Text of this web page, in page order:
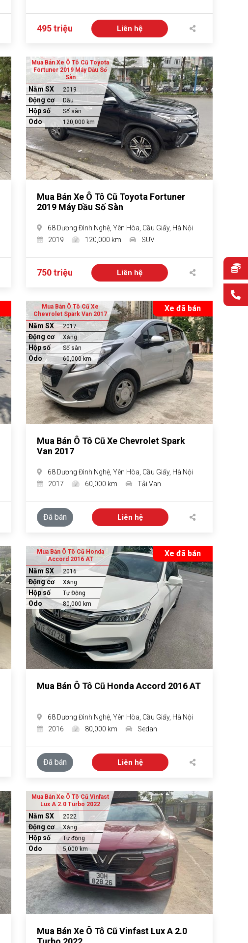
495 triệu Liên hệ
Mua Bán Xe Ô Tô Cũ Toyota
Fortuner 2019 Máy Dầu Số
Sàn
Năm SX 2019
Động cơ Dầu
Hộp số Số sàn
Odo 120,000 km
Mua Bán Xe Ô Tô Cũ Toyota Fortuner
2019 Máy Dầu Số Sàn
68 Dương Đình Nghệ, Yên Hòa, Cầu Giấy, Hà Nội
2019
120,000 km SUV
750 triệu Liên hệ
Xe đã bán
Mua Bán Ô Tô Cũ Xe
Chevrolet Spark Van 2017
Năm SX 2017
Động cơ Xăng
Hộp số Số sàn
Odo 60,000 km
Mua Bán Ô Tô Cũ Xe Chevrolet Spark
Van 2017
68 Dương Đình Nghệ, Yên Hòa, Cầu Giấy, Hà Nội
2017
60,000 km Tải Van
Đã bán Liên hệ
Xe đã bán
Mua Bán Ô Tô Cũ Honda
Accord 2016 AT
Năm SX 2016
Động cơ Xăng
Hộp số Tự Động
Odo 80,000 km
Mua Bán Ô Tô Cũ Honda Accord 2016 AT
68 Dương Đình Nghệ, Yên Hòa, Cầu Giấy, Hà Nội
2016
80,000 km Sedan
Đã bán Liên hệ
Mua Bán Xe Ô Tô Cũ Vinfast
Lux A 2.0 Turbo 2022
Năm SX 2022
Động cơ Xăng
Hộp số Tự động
Odo 5,000 km
Mua Bán Xe Ô Tô Cũ Vinfast Lux A 2.0